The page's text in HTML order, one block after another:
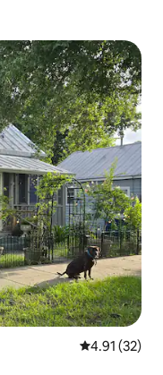
レビュー32
4.91 (32)